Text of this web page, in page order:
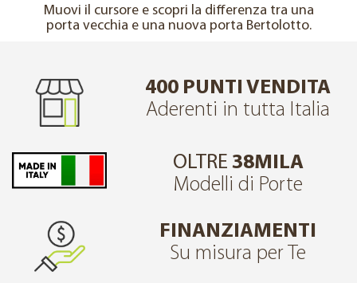
PRIMA DOPO
Muovi il cursore e scopri la differenza tra una
porta vecchia e una nuova porta Bertolotto.
400 PUNTI VENDITA
Aderenti in tutta Italia
OLTRE 38MILA
Modelli di Porte
FINANZIAMENTI
Su misura per Te